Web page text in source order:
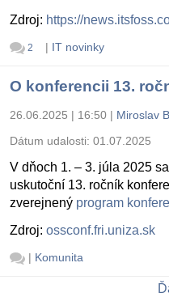
Zdroj: https://
2 | IT novinky
O konferencii 13.
26.06.2025 | 16:50 | Miroslav
Dátum udalosti: 01.07.2025
V dňoch 1. – 3. júla 2025
uskutoční 13. ročník
zverejnený program
Zdroj: ossconf.fri.uniza.sk
| Komunita